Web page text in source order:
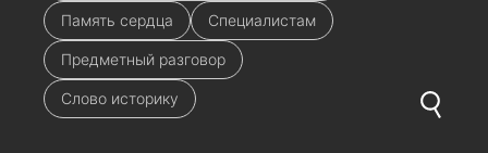
Память сердца Специалистам
Предметный разговор
Слово историку